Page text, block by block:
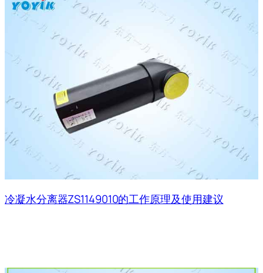
冷凝水分离器ZS1149010的工作原理及使用建议